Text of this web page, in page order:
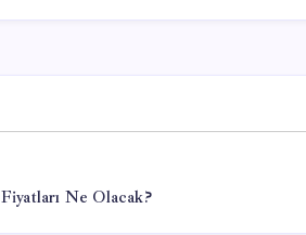
Ne Olacak?